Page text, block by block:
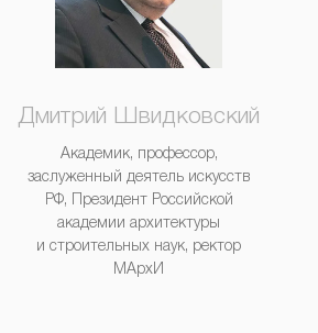
Дмитрий Швидковский
Академик, профессор,
заслуженный деятель искусств
РФ, Президент Российской
академии архитектуры
и строительных наук, ректор
МАрхИ